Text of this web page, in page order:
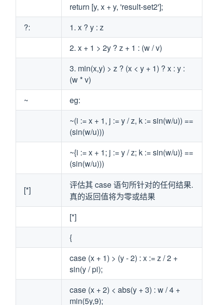
return [y, x + y, 'result-set2'];
?:
1. x ? y : z
2. x + 1 > 2y ? z + 1 : (w / v)
3. min(x,y) > z ? (x < y + 1) ? x : y :
(w * v)
~
eg:
~(i := x + 1, j := y / z, k := sin(w/u)) ==
(sin(w/u)))
~{i := x + 1; j := y / z; k := sin(w/u)} ==
(sin(w/u)))
[*]
评估其 case 语句所针对的任何结果.
真的返回值将为零或结果
[*]
{
case (x + 1) > (y - 2) : x := z / 2 +
sin(y / pi);
case (x + 2) < abs(y + 3) : w / 4 +
min(5y,9);